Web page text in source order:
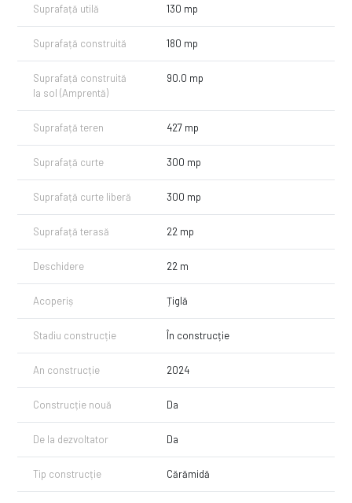
Suprafață utilă 130 mp
Suprafață construită 180 mp
Suprafață construită
la sol (Amprentă)
90.0 mp
Suprafață teren 427 mp
Suprafață curte 300 mp
Suprafață curte liberă 300 mp
Suprafață terasă 22 mp
Deschidere 22 m
Acoperiș Țiglă
Stadiu construcție În construcție
An construcție 2024
Construcție nouă Da
De la dezvoltator Da
Tip construcție Cărămidă